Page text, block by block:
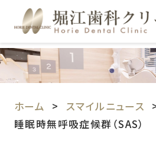
ホーム
スマイルニュース
睡眠時無呼吸症候群（SAS）